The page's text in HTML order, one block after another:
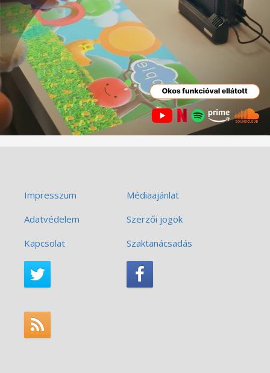
Impresszum
Médiaajánlat
Adatvédelem
Szerzői jogok
Kapcsolat
Szaktanácsadás